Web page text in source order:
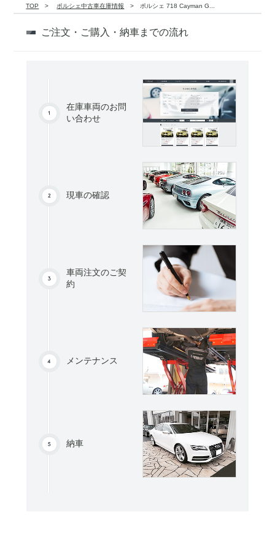
TOP ポルシェ中古車在庫情報 ポルシェ 718 Cayman G...
ご注文・ご購入・納車までの流れ
在庫車両のお問
い合わせ
現車の確認
車両注文のご契
約
メンテナンス
納車